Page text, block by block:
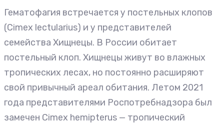
Гематофагия встречается у постельных клопов
(Cimex lectularius) и у представителей
семейства Хищнецы. В России обитает
постельный клоп. Хищнецы живут во влажных
тропических лесах, но постоянно расширяют
свой привычный ареал обитания. Летом 2021
года представителями Роспотребнадзора был
замечен Cimex hemipterus — тропический